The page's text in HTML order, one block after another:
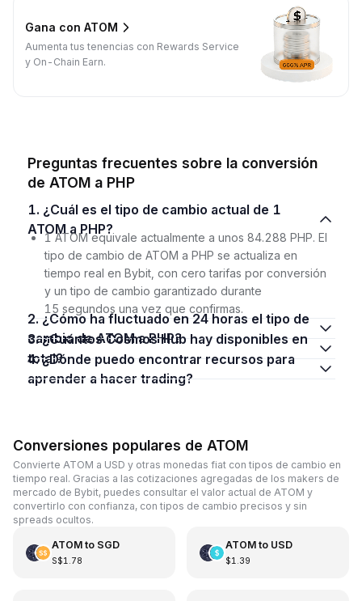
Gana con ATOM
Aumenta tus tenencias con Rewards Service
y On-Chain Earn.
Preguntas frecuentes sobre la conversión
de ATOM a PHP
1. ¿Cuál es el tipo de cambio actual de 1
ATOM a PHP?
1 ATOM equivale actualmente a unos 84.288 PHP. El
tipo de cambio de ATOM a PHP se actualiza en
tiempo real en Bybit, con cero tarifas por conversión
y un tipo de cambio garantizado durante
15 segundos una vez que confirmas.
2. ¿Cómo ha fluctuado en 24 horas el tipo de
cambio de ATOM a PHP?
3. ¿Cuántos Cosmos Hub hay disponibles en
total?
4. ¿Dónde puedo encontrar recursos para
aprender a hacer trading?
Conversiones populares de ATOM
Convierte ATOM a USD y otras monedas fiat con tipos de cambio en
tiempo real. Gracias a las cotizaciones agregadas de los makers de
mercado de Bybit, puedes consultar el valor actual de ATOM y
convertirlo con confianza, con tipos de cambio precisos y sin
spreads ocultos.
ATOMto SGD
S$1.78
ATOMto USD
$1.39